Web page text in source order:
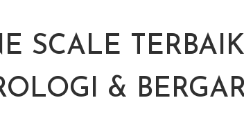
SCALE
&